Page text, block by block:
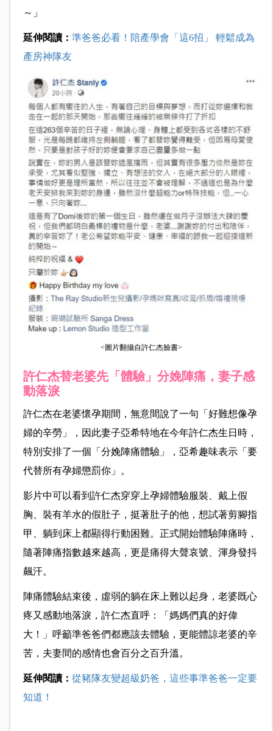
～」
延伸閱讀： 準爸爸必看！陪產學會「這6招」 輕鬆成為
產房神隊友
<圖片翻攝自許仁杰臉書>
許仁杰替老婆先「體驗」分娩陣痛，妻子感
動落淚
許仁杰在老婆懷孕期間，無意間說了一句「好難想像孕
婦的辛勞」，因此妻子亞希特地在今年許仁杰生日時，
特別安排了一個「分娩陣痛體驗」，亞希趣味表示「要
代替所有孕婦懲罰你」。
影片中可以看到許仁杰穿穿上孕婦體驗服裝、戴上假
胸、裝有羊水的假肚子，挺著肚子的他，想試著剪腳指
甲、躺到床上都顯得行動困難。正式開始體驗陣痛時，
隨著陣痛指數越來越高，更是痛得大聲哀號、渾身發抖
飆汗。
陣痛體驗結束後，虛弱的躺在床上難以起身，老婆既心
疼又感動地落淚，許仁杰直呼：「媽媽們真的好偉
大！」呼籲準爸爸們都應該去體驗，更能體諒老婆的辛
苦，夫妻間的感情也會百分之百升溫。
延伸閱讀： 從豬隊友變超級奶爸，這些事準爸爸一定要
知道！